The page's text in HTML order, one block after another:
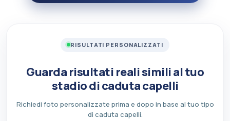
RISULTATI PERSONALIZZATI
Guarda risultati reali simili al tuo
stadio di caduta capelli
Richiedi foto personalizzate prima e dopo in base al tuo tipo
di caduta capelli.